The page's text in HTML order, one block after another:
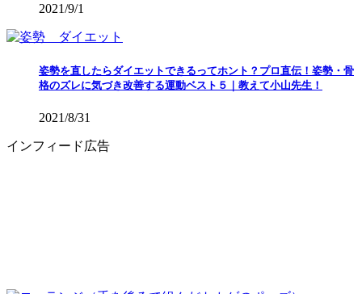
2021/9/1
姿勢を直したらダイエットできるってホント？プロ直伝！姿勢・骨
格のズレに気づき改善する運動ベスト５｜教えて小山先生！
2021/8/31
インフィード広告